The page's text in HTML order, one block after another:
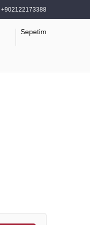
+902122173388
Sepetim